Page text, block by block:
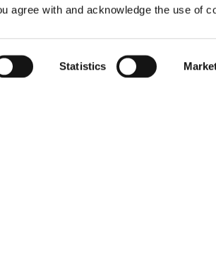
agree with and acknowledge the use of
Statistics